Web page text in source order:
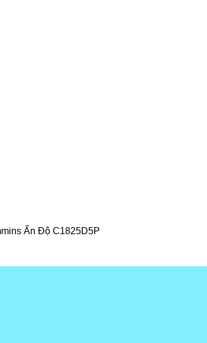
Ấn Độ C1825D5P